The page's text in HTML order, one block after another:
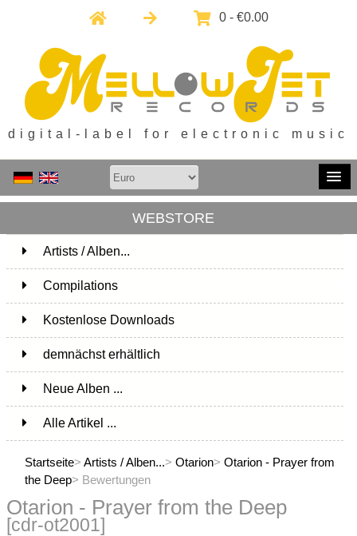
0 - €0.00
digital-label for electronic music
WEBSTORE
Artists / Alben...
Compilations
Kostenlose Downloads
demnächst erhältlich
Neue Alben ...
Alle Artikel ...
Startseite> Artists / Alben...> Otarion> Otarion - Prayer from
the Deep> Bewertungen
Otarion - Prayer from the Deep
[cdr-ot2001]